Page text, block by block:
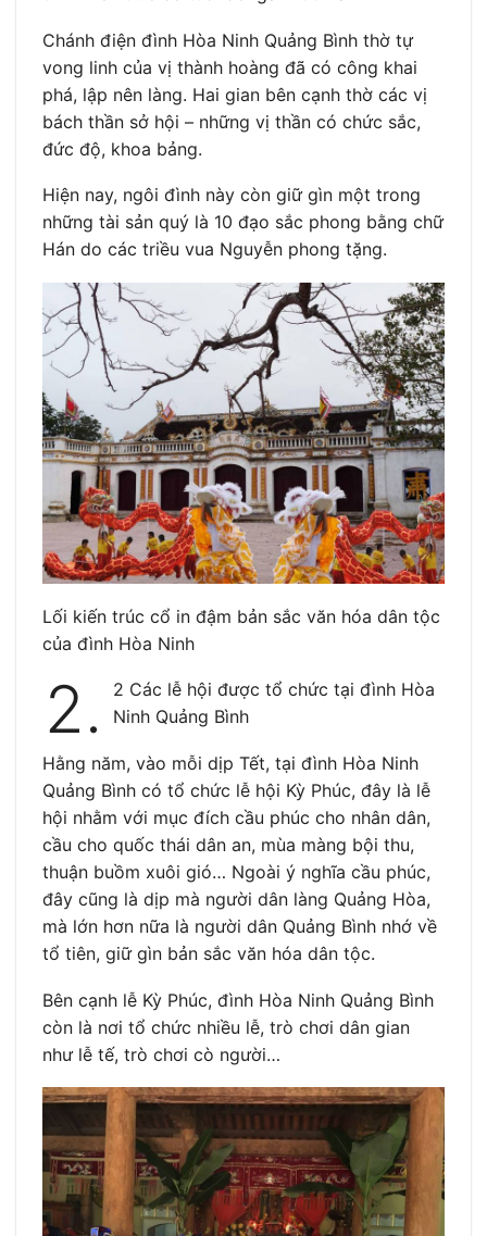
Chánh điện đình Hòa Ninh Quảng Bình thờ tự
vong linh của vị thành hoàng đã có công khai
phá, lập nên làng. Hai gian bên cạnh thờ các vị
bách thần sở hội – những vị thần có chức sắc,
đức độ, khoa bảng.
Hiện nay, ngôi đình này còn giữ gìn một trong
những tài sản quý là 10 đạo sắc phong bằng chữ
Hán do các triều vua Nguyễn phong tặng.
Lối kiến trúc cổ in đậm bản sắc văn hóa dân tộc
của đình Hòa Ninh
2.
2 Các lễ hội được tổ chức tại đình Hòa
Ninh Quảng Bình
Hằng năm, vào mỗi dịp Tết, tại đình Hòa Ninh
Quảng Bình có tổ chức lễ hội Kỳ Phúc, đây là lễ
hội nhằm với mục đích cầu phúc cho nhân dân,
cầu cho quốc thái dân an, mùa màng bội thu,
thuận buồm xuôi gió… Ngoài ý nghĩa cầu phúc,
đây cũng là dịp mà người dân làng Quảng Hòa,
mà lớn hơn nữa là người dân Quảng Bình nhớ về
tổ tiên, giữ gìn bản sắc văn hóa dân tộc.
Bên cạnh lễ Kỳ Phúc, đình Hòa Ninh Quảng Bình
còn là nơi tổ chức nhiều lễ, trò chơi dân gian
như lễ tế, trò chơi cò người…